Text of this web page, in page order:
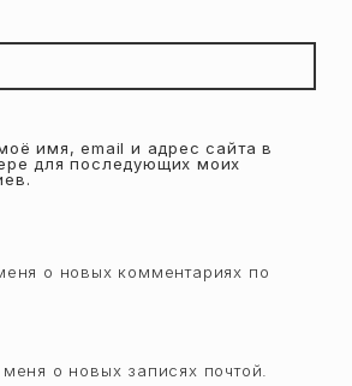
имя, email и адрес сайта в
для последующих моих
о новых комментариях по
о новых записях почтой.